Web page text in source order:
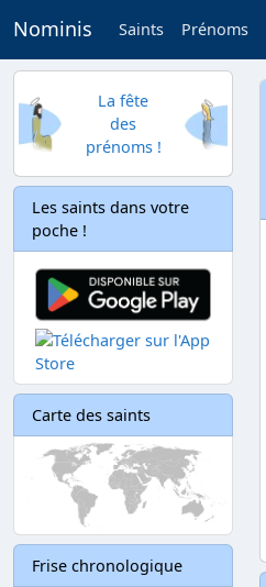
Nominis Saints Prénoms
La fête
des
prénoms !
Les saints dans votre
poche !
Carte des saints
Frise chronologique